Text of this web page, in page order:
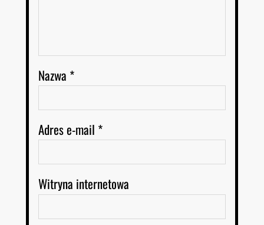
Nazwa *
Adres e-mail *
Witryna internetowa